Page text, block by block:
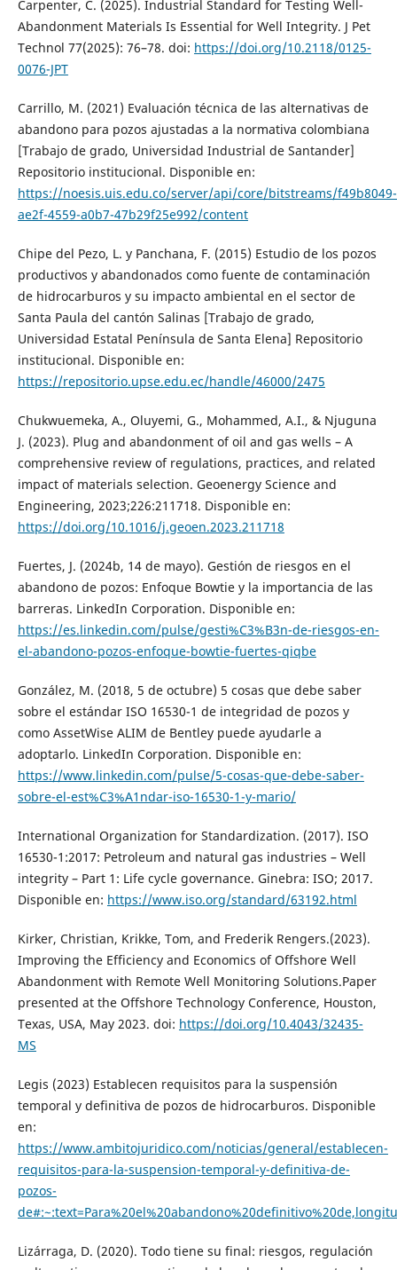
Carpenter, C. (2025). Industrial Standard for Testing Well-
Abandonment Materials Is Essential for Well Integrity. J Pet
Technol 77(2025): 76–78. doi: https://doi.org/10.2118/0125-
0076-JPT
Carrillo, M. (2021) Evaluación técnica de las alternativas de
abandono para pozos ajustadas a la normativa colombiana
[Trabajo de grado, Universidad Industrial de Santander]
Repositorio institucional. Disponible en:
https://noesis.uis.edu.co/server/api/core/bitstreams/f49b8049-
ae2f-4559-a0b7-47b29f25e992/content
Chipe del Pezo, L. y Panchana, F. (2015) Estudio de los pozos
productivos y abandonados como fuente de contaminación
de hidrocarburos y su impacto ambiental en el sector de
Santa Paula del cantón Salinas [Trabajo de grado,
Universidad Estatal Península de Santa Elena] Repositorio
institucional. Disponible en:
https://repositorio.upse.edu.ec/handle/46000/2475
Chukwuemeka, A., Oluyemi, G., Mohammed, A.I., & Njuguna
J. (2023). Plug and abandonment of oil and gas wells – A
comprehensive review of regulations, practices, and related
impact of materials selection. Geoenergy Science and
Engineering, 2023;226:211718. Disponible en:
https://doi.org/10.1016/j.geoen.2023.211718
Fuertes, J. (2024b, 14 de mayo). Gestión de riesgos en el
abandono de pozos: Enfoque Bowtie y la importancia de las
barreras. LinkedIn Corporation. Disponible en:
https://es.linkedin.com/pulse/gesti%C3%B3n-de-riesgos-en-
el-abandono-pozos-enfoque-bowtie-fuertes-qiqbe
González, M. (2018, 5 de octubre) 5 cosas que debe saber
sobre el estándar ISO 16530-1 de integridad de pozos y
como AssetWise ALIM de Bentley puede ayudarle a
adoptarlo. LinkedIn Corporation. Disponible en:
https://www.linkedin.com/pulse/5-cosas-que-debe-saber-
sobre-el-est%C3%A1ndar-iso-16530-1-y-mario/
International Organization for Standardization. (2017). ISO
16530-1:2017: Petroleum and natural gas industries – Well
integrity – Part 1: Life cycle governance. Ginebra: ISO; 2017.
Disponible en: https://www.iso.org/standard/63192.html
Kirker, Christian, Krikke, Tom, and Frederik Rengers.(2023).
Improving the Efficiency and Economics of Offshore Well
Abandonment with Remote Well Monitoring Solutions.Paper
presented at the Offshore Technology Conference, Houston,
Texas, USA, May 2023. doi: https://doi.org/10.4043/32435-
MS
Legis (2023) Establecen requisitos para la suspensión
temporal y definitiva de pozos de hidrocarburos. Disponible
en:
https://www.ambitojuridico.com/noticias/general/establecen-
requisitos-para-la-suspension-temporal-y-definitiva-de-
pozos-
Lizárraga, D. (2020). Todo tiene su final: riesgos, regulación